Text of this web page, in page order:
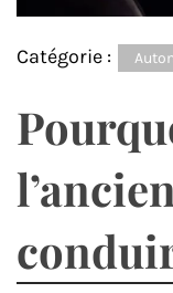
Catégorie :